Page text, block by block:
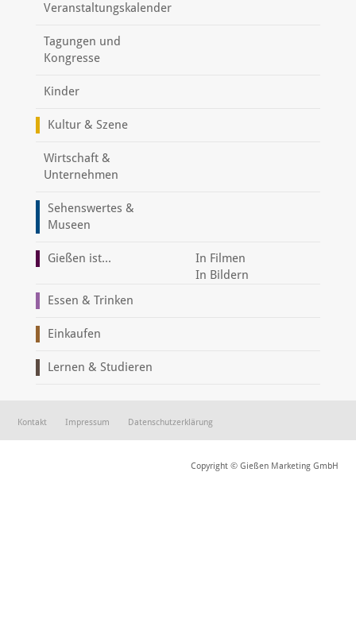
Veranstaltungskalender
Tagungen und
Kongresse
Kinder
Kultur & Szene
Wirtschaft &
Unternehmen
Sehenswertes &
Museen
Gießen ist...
In Filmen
In Bildern
Essen & Trinken
Einkaufen
Lernen & Studieren
Kontakt Impressum Datenschutzerklärung
Copyright © Gießen Marketing GmbH